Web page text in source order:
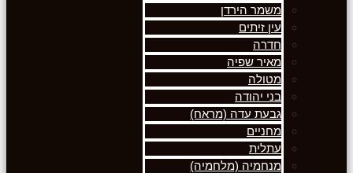
משמר הירדן
עין זיתים
חדרה
מאיר שפיה
מטולה
בני יהודה
גבעת עדה (מראח)
מחניים
עתלית
מנחמיה (מלחמיה)